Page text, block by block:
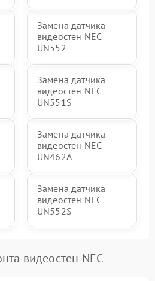
Замена датчика
видеостен NEC
UN552
Замена датчика
видеостен NEC
UN551S
Замена датчика
видеостен NEC
UN462A
Замена датчика
видеостен NEC
UN552S
видеостен NEC